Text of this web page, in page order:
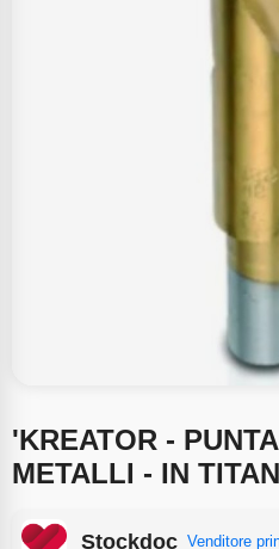
'KREATOR -
METALLI - IN
Stockdoc Venditore